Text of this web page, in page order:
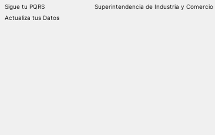
Sigue tu PQRS
Actualiza tus Datos
Superintendencia de Industria y Comercio